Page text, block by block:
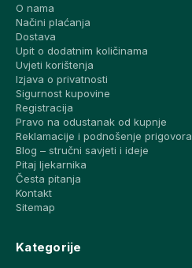
O nama
Načini plaćanja
Dostava
Upit o dodatnim količinama
Uvjeti korištenja
Izjava o privatnosti
Sigurnost kupovine
Registracija
Pravo na odustanak od kupnje
Reklamacije i podnošenje prigovora
Blog – stručni savjeti i ideje
Pitaj ljekarnika
Česta pitanja
Kontakt
Sitemap
Kategorije